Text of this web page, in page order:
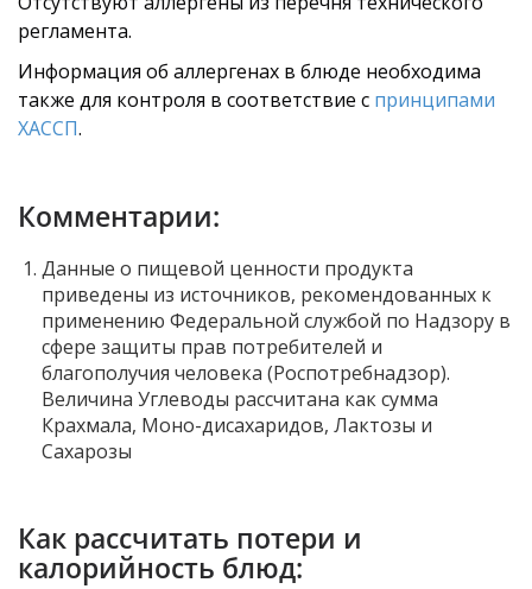
регламента.
Информация об аллергенах в блюде необходима
также для контроля в соответствие с принципами
ХАССП.
Комментарии:
Данные о пищевой ценности продукта
приведены из источников, рекомендованных к
применению Федеральной службой по Надзору в
сфере защиты прав потребителей и
благополучия человека (Роспотребнадзор).
Величина Углеводы рассчитана как сумма
Крахмала, Моно-дисахаридов, Лактозы и
Сахарозы
Как рассчитать потери и
калорийность блюд: